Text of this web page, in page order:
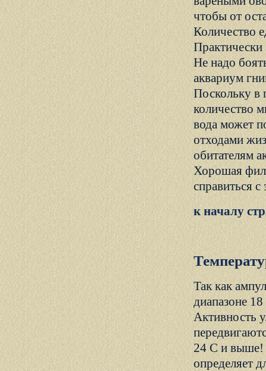
чтобы от
Количество
Практически
Не надо
аквариум
Поскольку в
количество
вода может
отходами
обитателям
Хорошая
справиться
к началу
Так как
диапазоне
Активность
24 C и выше!
определяет